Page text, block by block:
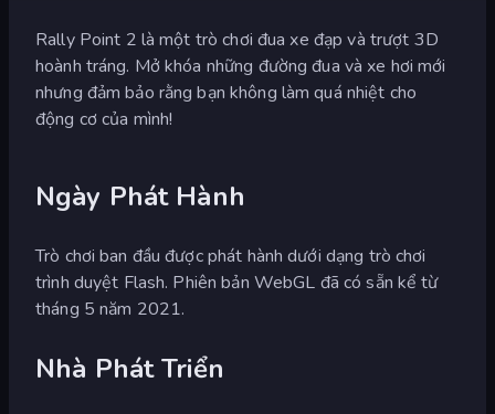
Rally Point 2 là một trò chơi đua xe đạp và trượt 3D
hoành tráng. Mở khóa những đường đua và xe hơi mới
nhưng đảm bảo rằng bạn không làm quá nhiệt cho
động cơ của mình!
Ngày Phát Hành
Trò chơi ban đầu được phát hành dưới dạng trò chơi
trình duyệt Flash. Phiên bản WebGL đã có sẵn kể từ
tháng 5 năm 2021.
Nhà Phát Triển